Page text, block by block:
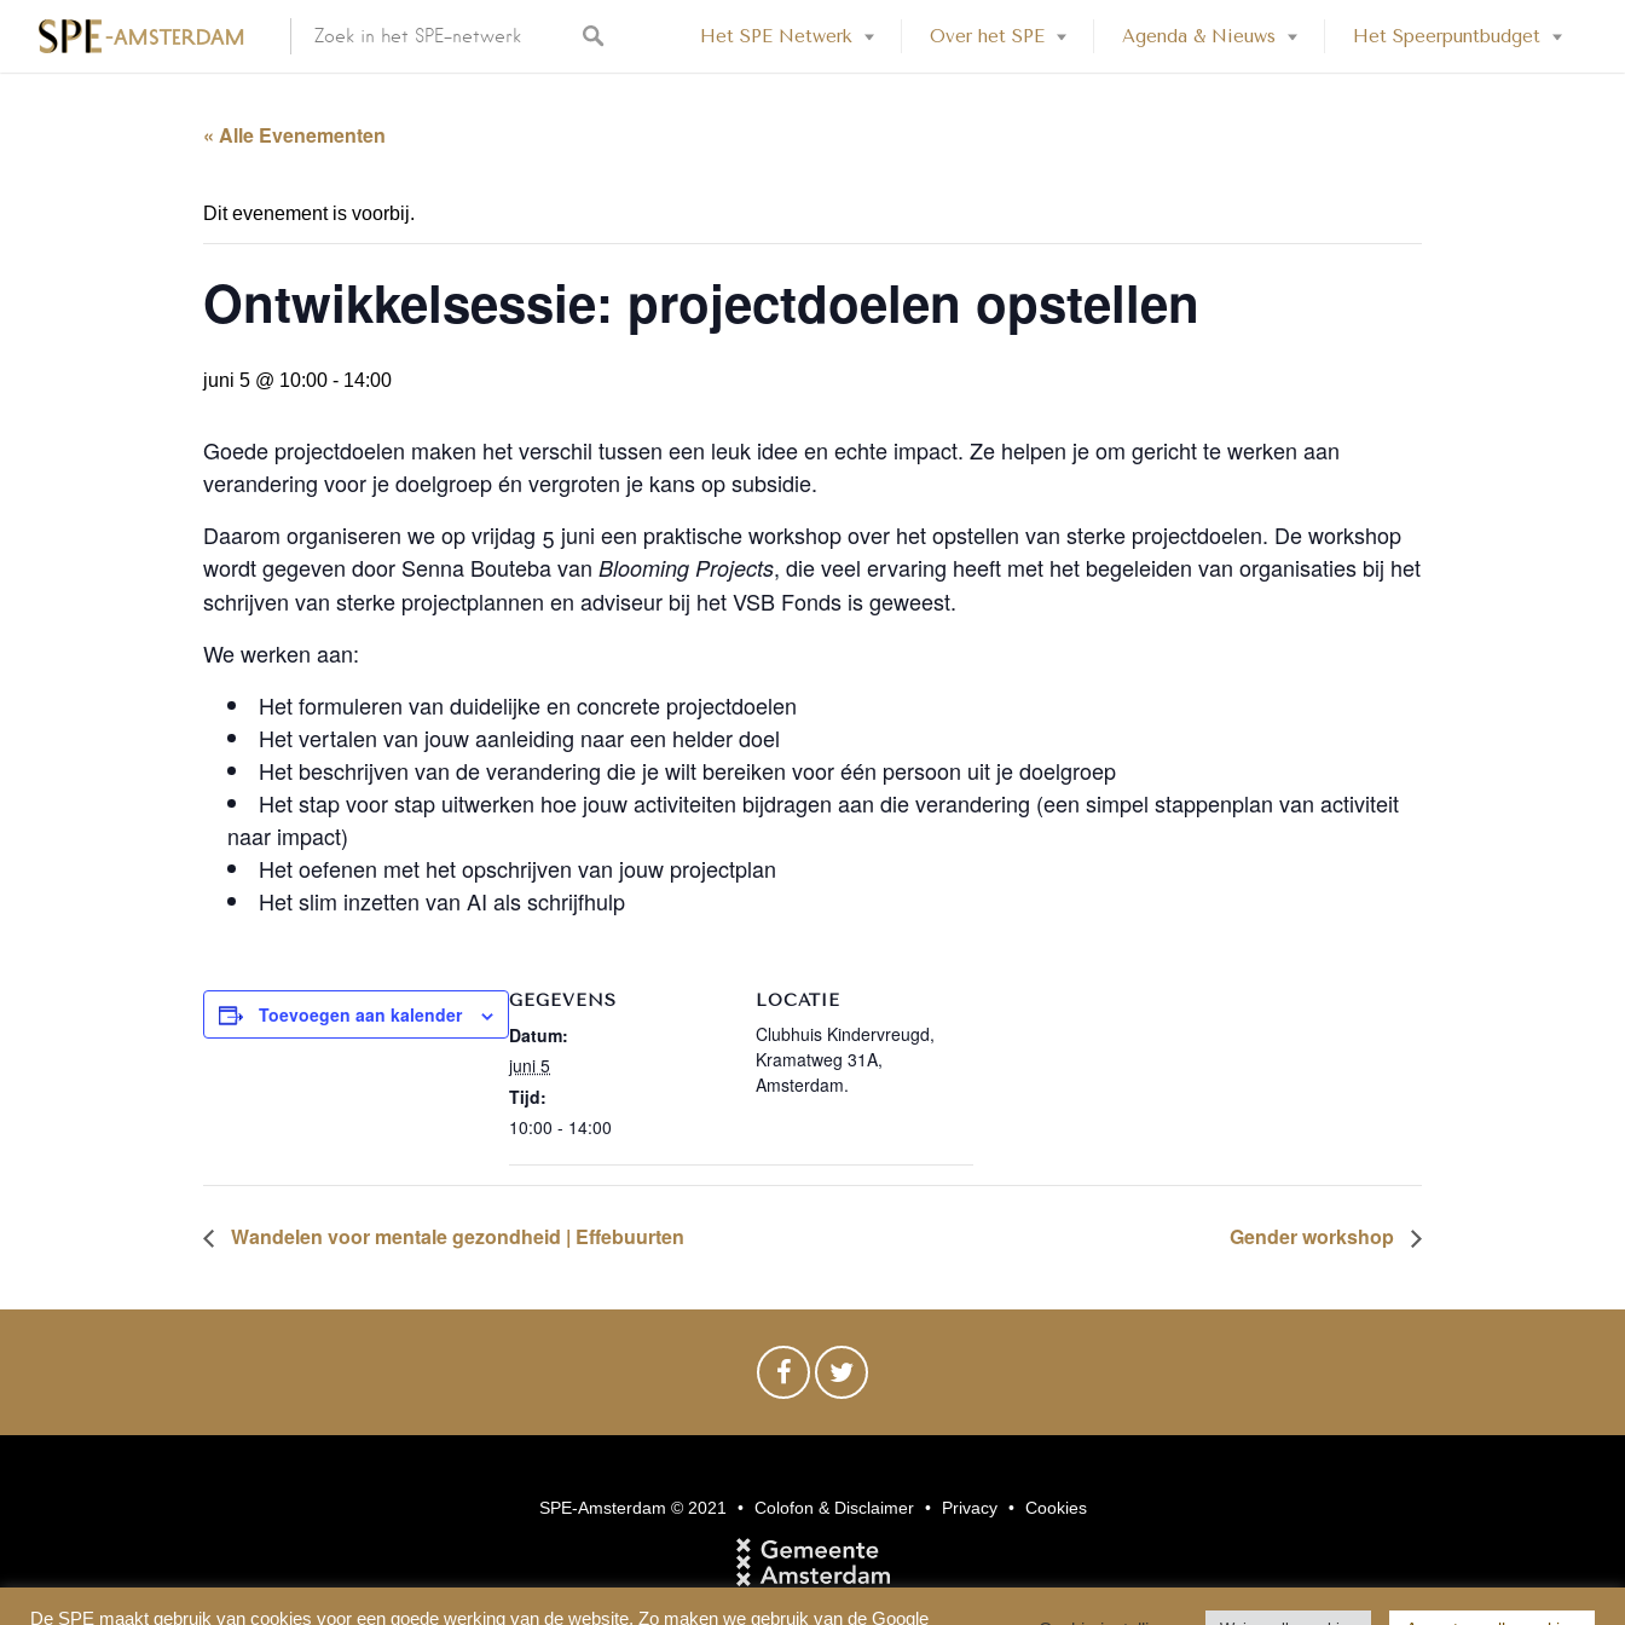
Het SPE Netwerk Over het SPE Agenda & Nieuws Het Speerpuntbudget
« Alle Evenementen
Dit evenement is voorbij.
Ontwikkelsessie: projectdoelen opstellen
juni 5 @ 10:00 - 14:00
Goede projectdoelen maken het verschil tussen een leuk idee en echte impact. Ze helpen je om gericht te werken aan
verandering voor je doelgroep én vergroten je kans op subsidie.
Daarom organiseren we op vrijdag 5 juni een praktische workshop over het opstellen van sterke projectdoelen. De workshop
wordt gegeven door Senna Boutebavan Blooming Projects, die veel ervaring heeft met het begeleiden van organisaties bij het
schrijven van sterke projectplannen en adviseur bij het VSB Fonds is geweest.
We werken aan:
Het formuleren van duidelijke en concrete projectdoelen
Het vertalen van jouw aanleiding naar een helder doel
Het beschrijven van de verandering die je wilt bereiken voor één persoon uit je doelgroep
Het stap voor stap uitwerken hoe jouw activiteiten bijdragen aan die verandering (een simpel stappenplan van activiteit
naar impact)
Het oefenen met het opschrijven van jouw projectplan
Het slim inzetten van AI als schrijfhulp
Toevoegen aan kalender
GEGEVENS
Datum:
juni 5
Tijd:
10:00 - 14:00
LOCATIE
Clubhuis Kindervreugd,
Kramatweg 31A,
Amsterdam.
Wandelen voor mentale gezondheid | Effebuurten Gender workshop
SPE-Amsterdam © 2021 Colofon & Disclaimer Privacy Cookies
De SPE maakt gebruik van cookies voor een goede werking van de website. Zo maken we gebruik van de Google